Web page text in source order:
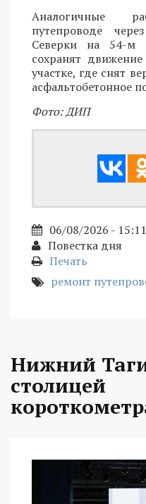
Аналогичные
путепроводе
Северки на 54-м
сохранят
участке, где снят
асфальтобетонное
Фото: ДИП
06/08/2026 - 15:11
Повестка дня
Печать
ремонт
Нижний
столицей